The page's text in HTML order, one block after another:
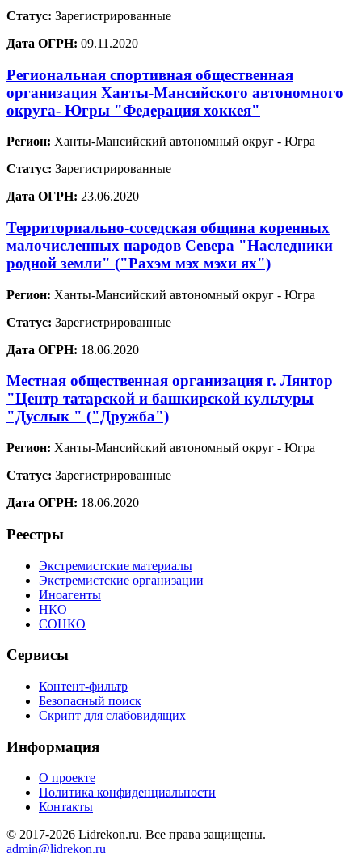
Статус: Зарегистрированные
Дата ОГРН: 09.11.2020
Региональная спортивная общественная
организация Ханты-Мансийского автономного
округа- Югры "Федерация хоккея"
Регион: Ханты-Мансийский автономный округ - Югра
Статус: Зарегистрированные
Дата ОГРН: 23.06.2020
Территориально-соседская община коренных
малочисленных народов Севера "Наследники
родной земли" ("Рахэм мэх мэхи ях")
Регион: Ханты-Мансийский автономный округ - Югра
Статус: Зарегистрированные
Дата ОГРН: 18.06.2020
Местная общественная организация г. Лянтор
"Центр татарской и башкирской культуры
"Дуслык " ("Дружба")
Регион: Ханты-Мансийский автономный округ - Югра
Статус: Зарегистрированные
Дата ОГРН: 18.06.2020
Реестры
Экстремистские материалы
Экстремистские организации
Иноагенты
НКО
СОНКО
Сервисы
Контент-фильтр
Безопасный поиск
Скрипт для слабовидящих
Информация
О проекте
Политика конфиденциальности
Контакты
© 2017-2026 Lidrekon.ru. Все права защищены.
admin@lidrekon.ru